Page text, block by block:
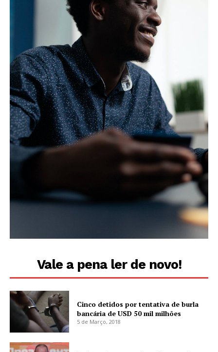
Vale a pena ler de novo!
Cinco detidos por tentativa de burla
bancária de USD 50 mil milhões
5 de Março, 2018